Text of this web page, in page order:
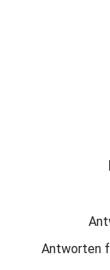
Antworten